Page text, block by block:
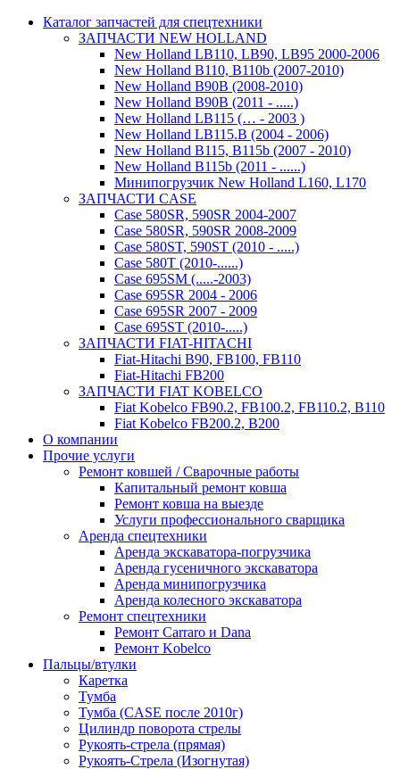
Каталог запчастей для спецтехники
ЗАПЧАСТИ NEW HOLLAND
New Holland LB110, LB90, LB95 2000-2006
New Holland B110, B110b (2007-2010)
New Holland B90B (2008-2010)
New Holland B90B (2011 - .....)
New Holland LB115 (… - 2003 )
New Holland LB115.B (2004 - 2006)
New Holland B115, B115b (2007 - 2010)
New Holland B115b (2011 - ......)
Минипогрузчик New Holland L160, L170
ЗАПЧАСТИ CASE
Case 580SR, 590SR 2004-2007
Case 580SR, 590SR 2008-2009
Case 580ST, 590ST (2010 - .....)
Case 580T (2010-......)
Case 695SM (.....-2003)
Case 695SR 2004 - 2006
Case 695SR 2007 - 2009
Case 695ST (2010-.....)
ЗАПЧАСТИ FIAT-HITACHI
Fiat-Hitachi B90, FB100, FB110
Fiat-Hitachi FB200
ЗАПЧАСТИ FIAT KOBELCO
Fiat Kobelco FB90.2, FB100.2, FB110.2, B110
Fiat Kobelco FB200.2, B200
О компании
Прочие услуги
Ремонт ковшей / Сварочные работы
Капитальный ремонт ковша
Ремонт ковша на выезде
Услуги профессионального сварщика
Аренда спецтехники
Аренда экскаватора-погрузчика
Аренда гусеничного экскаватора
Аренда минипогрузчика
Аренда колесного экскаватора
Ремонт спецтехники
Ремонт Carraro и Dana
Ремонт Kobelco
Пальцы/втулки
Каретка
Тумба
Тумба (CASE после 2010г)
Цилиндр поворота стрелы
Рукоять-стрела (прямая)
Рукоять-Стрела (Изогнутая)